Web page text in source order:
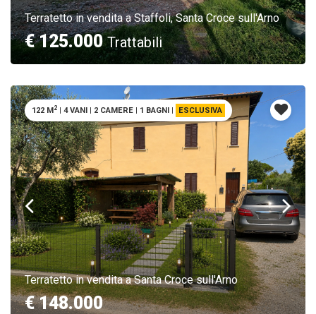
Terratetto in vendita a Staffoli, Santa Croce sull'Arno
€ 125.000Trattabili
Terratetto in vendita a Santa Croce sull'Arno
€ 148.000
122 M2 | 4 VANI | 2 CAMERE | 1 BAGNI | ESCLUSIVA